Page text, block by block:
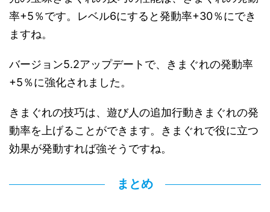
率+5％です。レベル6にすると発動率+30％にでき
ますね。
バージョン5.2アップデートで、きまぐれの発動率
+5％に強化されました。
きまぐれの技巧は、遊び人の追加行動きまぐれの発
動率を上げることができます。きまぐれで役に立つ
効果が発動すれば強そうですね。
まとめ